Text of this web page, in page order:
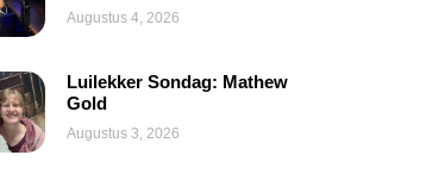
Augustus 4, 2026
Luilekker Sondag: Mathew
Gold
Augustus 3, 2026